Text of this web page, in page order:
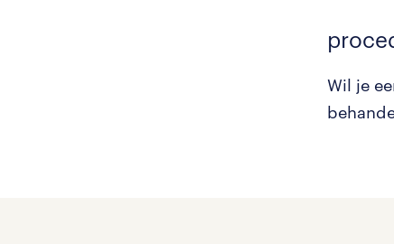
Wil je